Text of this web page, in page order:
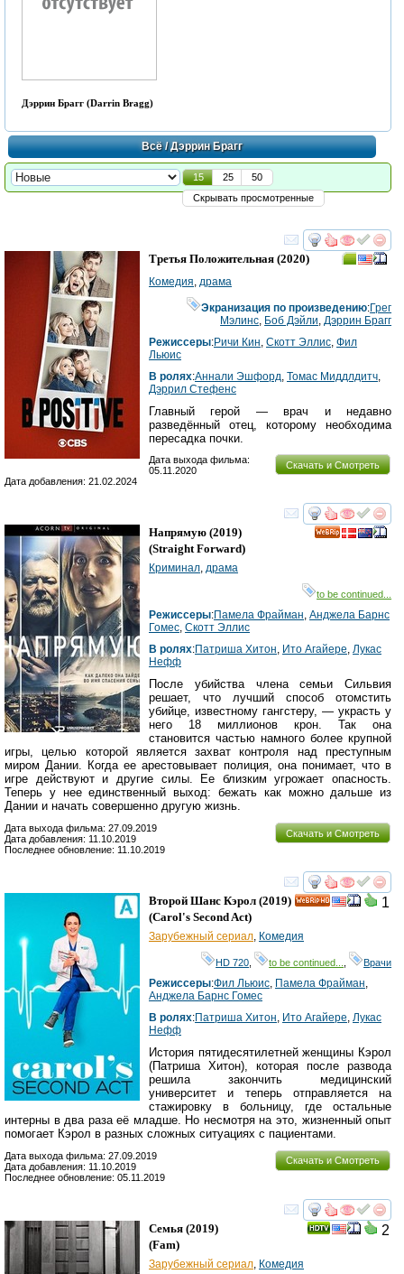
Дэррин Брагг (Darrin Bragg)
Всё/ Дэррин Брагг
15 25
50
Скрывать просмотренные
смотреть
Третья Положительная (2020)
Комедия драма
Экранизация по произведению:Грег
Мэлинс Боб Дэйли Дэррин Брагг
Режиссеры:Ричи Кин Скотт Эллис Фил
Льюис
В ролях:Аннали Эшфорд Томас Миддлдитч
Дэррил Стефенс
Главный герой — врач и недавно
разведённый отец, которому необходима
пересадка почки.
Скачать и Смотреть
Дата выхода фильма:
05.11.2020
Дата добавления: 21.02.2024
смотреть
Напрямую (2019)
(Straight Forward)
Криминал, драма
to be continued...
Режиссеры:Памела Фрайман, Анджела Барнс
Гомес, Скотт Эллис
В ролях:Патриша Хитон, Ито Агайере, Лукас
Нефф
После убийства члена семьи Сильвия
решает, что лучший способ отомстить
убийце, известному гангстеру, — украсть у
него 18 миллионов крон. Так она
становится частью намного более крупной
игры, целью которой является захват контроля над преступным
миром Дании. Когда ее арестовывает полиция, она понимает, что в
игре действуют и другие силы. Ее близким угрожает опасность.
Теперь у нее единственный выход: бежать как можно дальше из
Дании и начать совершенно другую жизнь.
Скачать и Смотреть
Дата выхода фильма: 27.09.2019
Дата добавления: 11.10.2019
Последнее обновление: 11.10.2019
смотреть
1
Второй Шанс Кэрол (2019)
(Carol's Second Act)
Зарубежный сериал, Комедия
HD 720 to be continued... Врачи
Режиссеры:Фил Льюис, Памела Фрайман,
Анджела Барнс Гомес
В ролях:Патриша Хитон, Ито Агайере, Лукас
Нефф
История пятидесятилетней женщины Кэрол
(Патриша Хитон), которая после развода
решила закончить медицинский
университет и теперь отправляется на
стажировку в больницу, где остальные
интерны в два раза её младше. Но несмотря на это, жизненный опыт
помогает Кэрол в разных сложных ситуациях с пациентами.
Скачать и Смотреть
Дата выхода фильма: 27.09.2019
Дата добавления: 11.10.2019
Последнее обновление: 05.11.2019
смотреть
2
Семья (2019)
(Fam)
Зарубежный сериал, Комедия